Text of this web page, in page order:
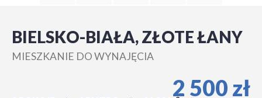
BIELSKO-BIAŁA, ZŁOTE ŁANY
MIESZKANIE DO WYNAJĘCIA
2 500 zł